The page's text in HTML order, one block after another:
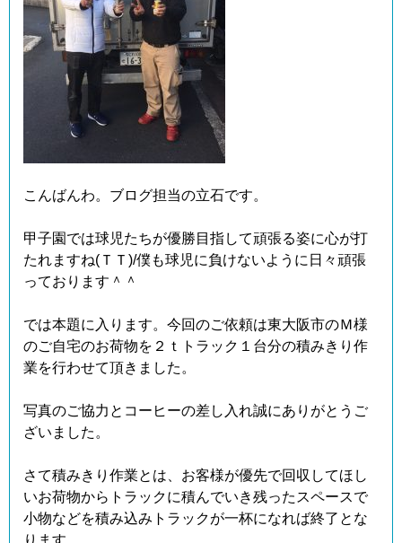
こんばんわ。ブログ担当の立石です。
甲子園では球児たちが優勝目指して頑張る姿に心が打
たれますね(ＴＴ)/僕も球児に負けないように日々頑張
っております＾＾
では本題に入ります。今回のご依頼は東大阪市のＭ様
のご自宅のお荷物を２ｔトラック１台分の積みきり作
業を行わせて頂きました。
写真のご協力とコーヒーの差し入れ誠にありがとうご
ざいました。
さて積みきり作業とは、お客様が優先で回収してほし
いお荷物からトラックに積んでいき残ったスペースで
小物などを積み込みトラックが一杯になれば終了とな